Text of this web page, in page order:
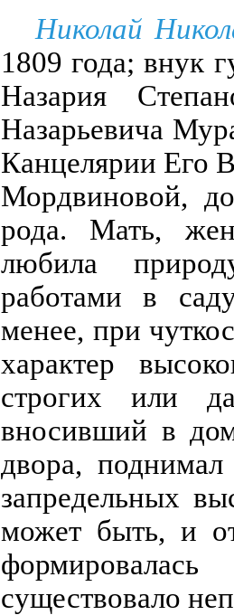
Николай
1809 года; внук
Назария
Назарьевича
Канцелярии Его
Мордвиновой,
рода. Мать,
любила
работами в
менее, при
характер
строгих или
вносивший в
двора,
запредельных
может быть, и
существовало